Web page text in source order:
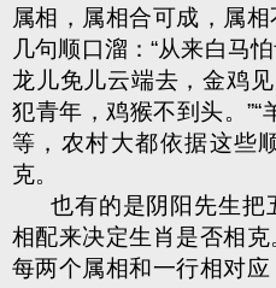
属相，属相合可成，属
几句顺口溜：“从来白马
龙儿免儿云端去，金鸡
犯青年，鸡猴不到头。”“
等，农村大都依据这些
克。
也有的是阴阳先生把
相配来决定生肖是否相克
每两个属相和一行相对